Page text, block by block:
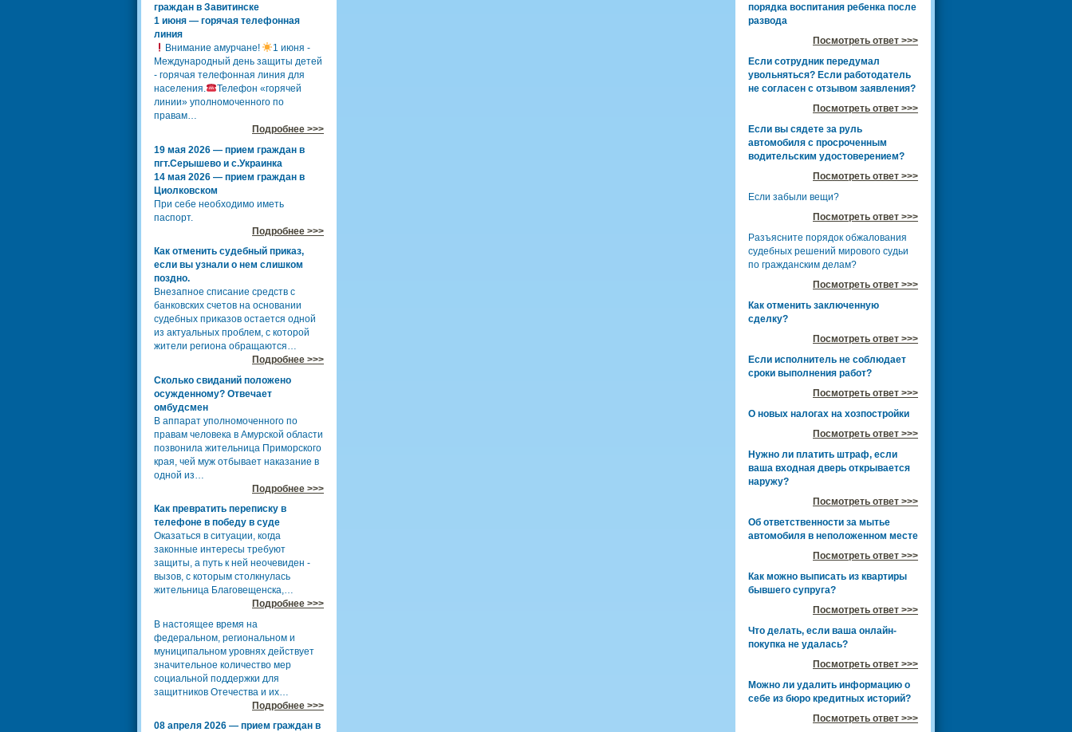
граждан в Завитинске
1 июня — горячая телефонная
линия
Внимание амурчане!
1 июня -
Международный день защиты детей
- горячая телефонная линия для
населения.
Телефон «горячей
линии» уполномоченного по
правам…
Подробнее >>>
19 мая 2026 — прием граждан в
пгт.Серышево и с.Украинка
14 мая 2026 — прием граждан в
Циолковском
При себе необходимо иметь
паспорт.
Подробнее >>>
Как отменить судебный приказ,
если вы узнали о нем слишком
поздно.
Внезапное списание средств с
банковских счетов на основании
судебных приказов остается одной
из актуальных проблем, с которой
жители региона обращаются…
Подробнее >>>
Сколько свиданий положено
осужденному? Отвечает
омбудсмен
В аппарат уполномоченного по
правам человека в Амурской области
позвонила жительница Приморского
края, чей муж отбывает наказание в
одной из…
Подробнее >>>
Как превратить переписку в
телефоне в победу в суде
Оказаться в ситуации, когда
законные интересы требуют
защиты, а путь к ней неочевиден -
вызов, с которым столкнулась
жительница Благовещенска,…
Подробнее >>>
В настоящее время на
федеральном, региональном и
муниципальном уровнях действует
значительное количество мер
социальной поддержки для
защитников Отечества и их…
Подробнее >>>
08 апреля 2026 — прием граждан в
порядка воспитания ребенка после
развода
Посмотреть ответ >>>
Если сотрудник передумал
увольняться? Если работодатель
не согласен с отзывом заявления?
Посмотреть ответ >>>
Если вы сядете за руль
автомобиля с просроченным
водительским удостоверением?
Посмотреть ответ >>>
Если забыли вещи?
Посмотреть ответ >>>
Разъясните порядок обжалования
судебных решений мирового судьи
по гражданским делам?
Посмотреть ответ >>>
Как отменить заключенную
сделку?
Посмотреть ответ >>>
Если исполнитель не соблюдает
сроки выполнения работ?
Посмотреть ответ >>>
О новых налогах на хозпостройки
Посмотреть ответ >>>
Нужно ли платить штраф, если
ваша входная дверь открывается
наружу?
Посмотреть ответ >>>
Об ответственности за мытье
автомобиля в неположенном месте
Посмотреть ответ >>>
Как можно выписать из квартиры
бывшего супруга?
Посмотреть ответ >>>
Что делать, если ваша онлайн-
покупка не удалась?
Посмотреть ответ >>>
Можно ли удалить информацию о
себе из бюро кредитных историй?
Посмотреть ответ >>>